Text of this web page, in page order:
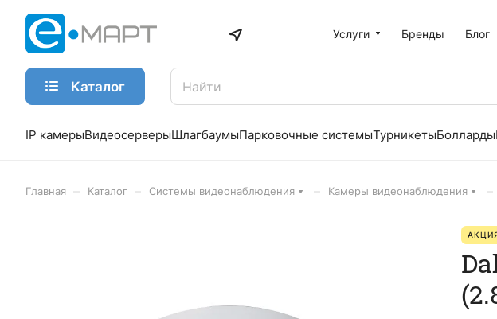
Услуги Бренды Блог
Каталог
IP камерыВидеосерверыШлагбаумыПарковочные системыТурникетыБолларды
Главная Каталог Системы видеонаблюдения Камеры видеонаблюдения